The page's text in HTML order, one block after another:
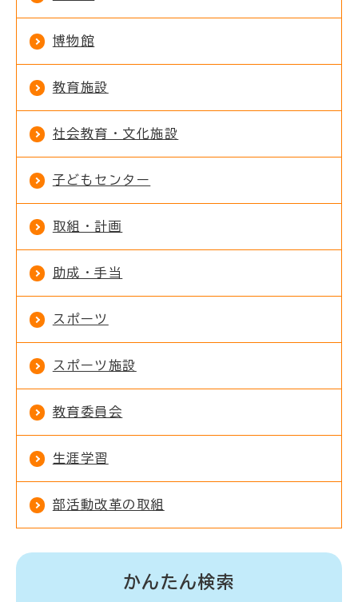
博物館
教育施設
社会教育・文化施設
子どもセンター
取組・計画
助成・手当
スポーツ
スポーツ施設
教育委員会
生涯学習
部活動改革の取組
かんたん検索